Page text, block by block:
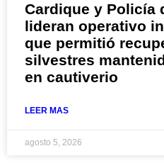
Cardique y Policía
lideran operativo
que permitió
silvestres
en cautiverio
LEER MAS
agosto 5, 2026